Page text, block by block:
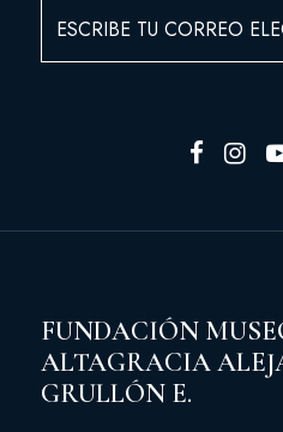
FUNDACIÓN
ALTAGRACIA
GRULLÓN E.